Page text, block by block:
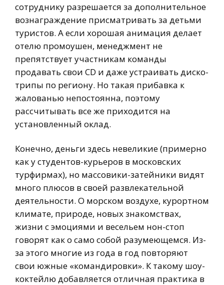
сотруднику разрешается за дополнительное
вознаграждение присматривать за детьми
туристов. А если хорошая анимация делает
отелю промоушен, менеджмент не
препятствует участникам команды
продавать свои СD и даже устраивать диско-
трипы по региону. Но такая прибавка к
жалованью непостоянна, поэтому
рассчитывать все же приходится на
установленный оклад.
Конечно, деньги здесь невеликие (примерно
как у студентов-курьеров в московских
турфирмах), но массовики-затейники видят
много плюсов в своей развлекательной
деятельности. О морском воздухе, курортном
климате, природе, новых знакомствах,
жизни с эмоциями и весельем нон-стоп
говорят как о само собой разумеющемся. Из-
за этого многие из года в год повторяют
свои южные «командировки». К такому шоу-
коктейлю добавляется отличная практика в